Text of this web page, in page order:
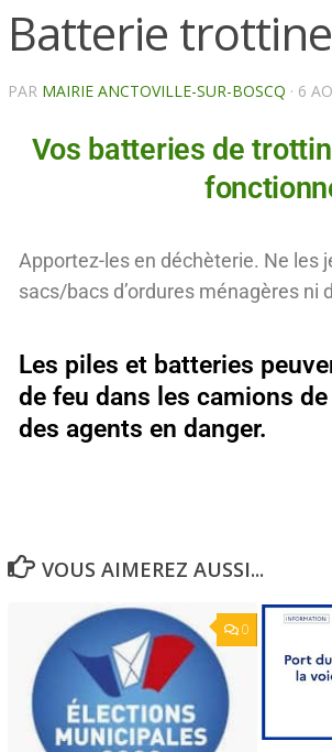
Batterie
PAR MAIRIE ANCTOVILLE-SUR-BOSCQ · 6
Vos batteries de
Apportez-les en déchèterie. Ne les
sacs/bacs d’ordures ménagères ni
Les piles et batteries
de feu dans les camions
des agents en danger.
VOUS AIMEREZ AUSSI...
0